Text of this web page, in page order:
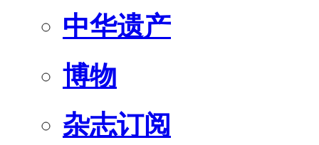
中华遗产
博物
杂志订阅